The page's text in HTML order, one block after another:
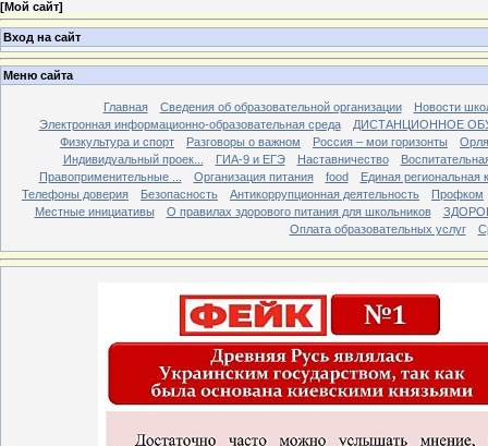
[Мой сайт]
Вход на сайт
Меню сайта
Главная Сведения об образовательной организации
Новости
Электронная информационно-образовательная среда
ДИСТАНЦИОННОЕ
Физкультура и спорт
Разговоры о важном Россия – мои горизонты
Индивидуальный проек...
ГИА-9 и ЕГЭ Наставничество
Правоприменительные ...
Организация питания food
Единая региональная
Телефоны доверия
Безопасность Антикоррупционная деятельность
Профком
Местные инициативы
О правилах здорового питания для школьников
Оплата образовательных услуг